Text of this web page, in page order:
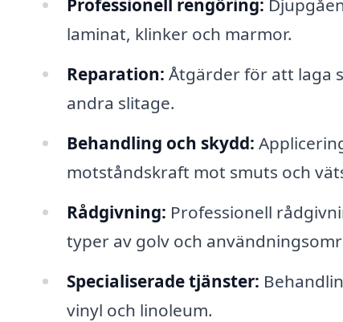
Professionell rengöring:
laminat, klinker och marmor.
Reparation: Åtgärder för att laga
andra slitage.
Behandling och skydd:
motståndskraft mot smuts och
Rådgivning: Professionell
typer av golv och
Specialiserade tjänster:
vinyl och linoleum.